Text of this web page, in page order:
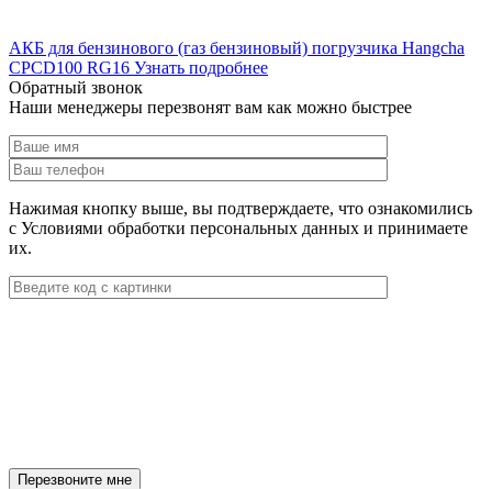
АКБ для бензинового (газ бензиновый) погрузчика Hangcha
CPCD100 RG16 Узнать подробнее
Обратный звонок
Наши менеджеры перезвонят вам как можно быстрее
Нажимая кнопку выше, вы подтверждаете, что ознакомились
с Условиями обработки персональных данных и принимаете
их.